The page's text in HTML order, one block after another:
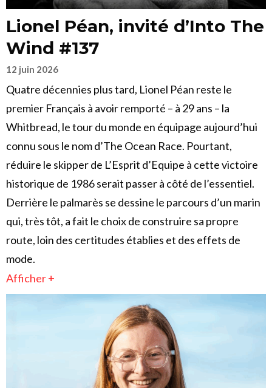
Lionel Péan, invité d’Into The
Wind #137
12 juin 2026
Quatre décennies plus tard, Lionel Péan reste le
premier Français à avoir remporté – à 29 ans – la
Whitbread, le tour du monde en équipage aujourd’hui
connu sous le nom d’The Ocean Race. Pourtant,
réduire le skipper de L’Esprit d’Equipe à cette victoire
historique de 1986 serait passer à côté de l’essentiel.
Derrière le palmarès se dessine le parcours d’un marin
qui, très tôt, a fait le choix de construire sa propre
route, loin des certitudes établies et des effets de
mode.
Afficher +